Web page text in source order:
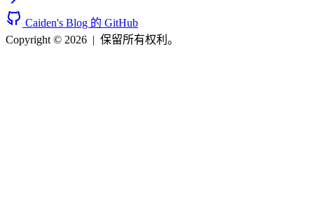
Caiden's Blog 的 GitHub
Copyright © 2026 | 保留所有权利。